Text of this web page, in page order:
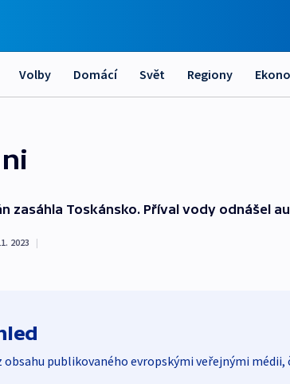
Volby Domácí Svět Regiony
zasáhla Toskánsko. Příval vody odnášel
2023 |
obsahu publikovaného evropskými veřejnými médii,